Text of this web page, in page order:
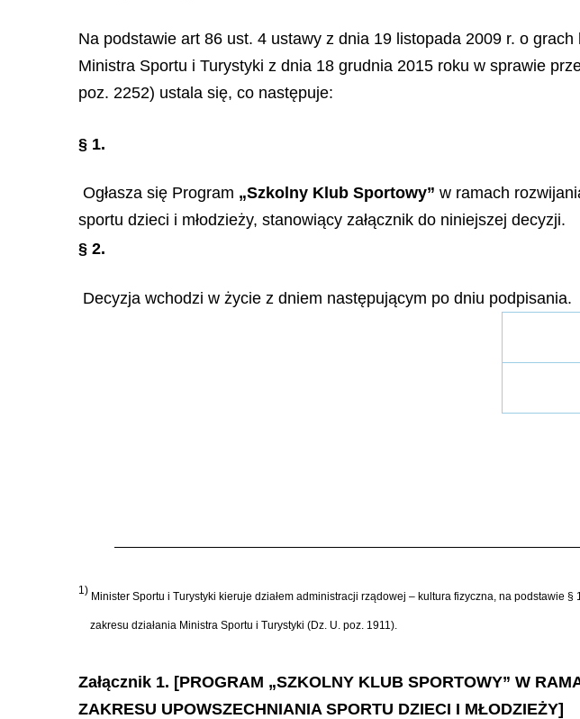
Na podstawie art 86 ust. 4 ustawy z dnia 19 listopada 2009 r. o
Ministra Sportu i Turystyki z dnia 18 grudnia 2015 roku w sprawie
poz. 2252) ustala się, co następuje:
§ 1.
Ogłasza się Program „Szkolny Klub Sportowy” w ramach
sportu dzieci i młodzieży, stanowiący załącznik do niniejszej decyzji.
§ 2.
Decyzja wchodzi w życie z dniem następującym po dniu podpisania.
1) Minister Sportu i Turystyki kieruje działem administracji rządowej – kultura fizyczna, na podstawie
zakresu działania Ministra Sportu i Turystyki (Dz. U. poz. 1911).
Załącznik 1. [PROGRAM „SZKOLNY KLUB SPORTOWY” W
ZAKRESU UPOWSZECHNIANIA SPORTU DZIECI I MŁODZIEŻY]